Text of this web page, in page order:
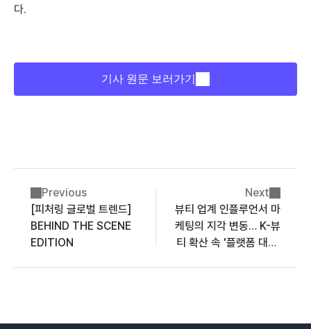
다.
기사 원문 보러가기
Previous
[피처링 글로벌 트렌드]
BEHIND THE SCENE
EDITION
Next
뷰티 업계 인플루언서 마
케팅의 지각 변동… K-뷰
티 확산 속 '플랫폼 대전'